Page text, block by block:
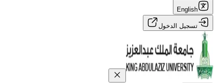
English
تسجيل الدخول